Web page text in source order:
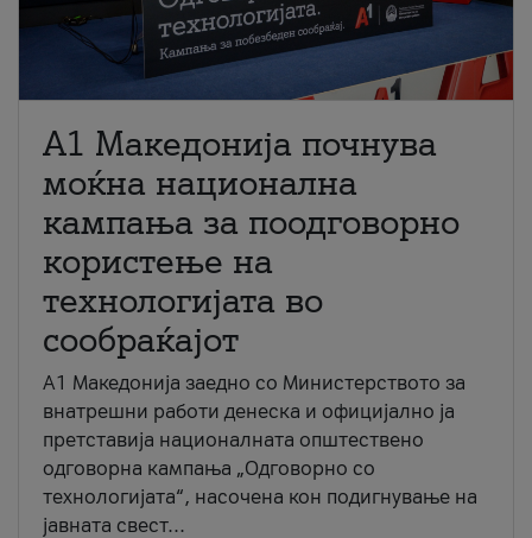
A1 Македонија почнува
моќна национална
кампања за поодговорно
користење на
технологијата во
сообраќајот
A1 Македонија заедно со Министерството за
внатрешни работи денеска и официјално ја
претставија националната општествено
одговорна кампања „Одговорно со
технологијата“, насочена кон подигнување на
јавната свест...